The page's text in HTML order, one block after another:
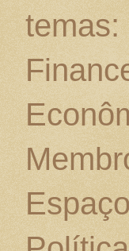
temas: